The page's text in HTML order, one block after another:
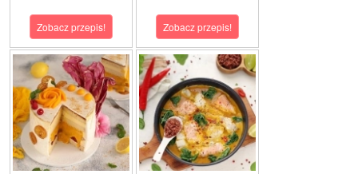
Zobacz przepis! Zobacz przepis!